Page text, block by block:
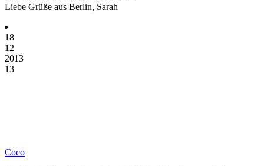
Liebe Grüße aus Berlin, Sarah
18
12
2013
13
Coco